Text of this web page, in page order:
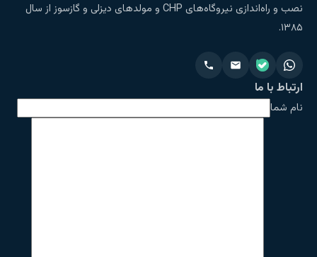
نصب و راه‌اندازی نیروگاه‌های CHP و مولدهای دیزلی و گازسوز از سال
۱۳۸۵.
ارتباط با ما
نام شما